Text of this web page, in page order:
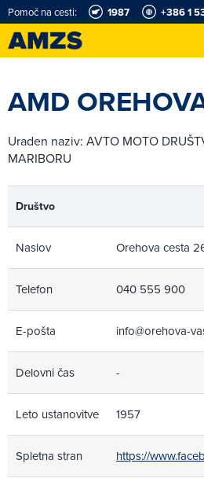
Pomoč na cesti: 1987 +386 1
AMD
Uraden naziv: AVTO MOTO
MARIBORU
Društvo
Naslov Orehova cesta
Telefon 040 555 900
E-pošta info@orehova-
Delovni čas -
Leto ustanovitve 1957
Spletna stran https://